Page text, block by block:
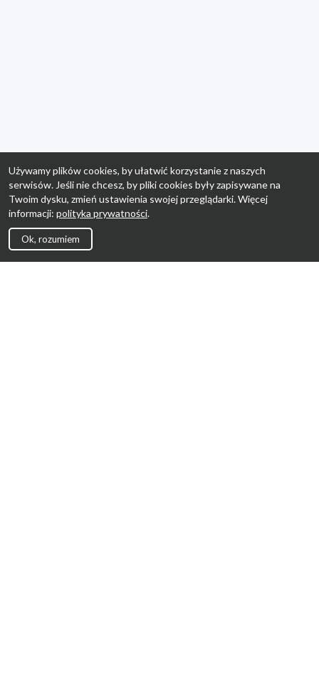
Używamy plików cookies, by ułatwić korzystanie z naszych
serwisów. Jeśli nie chcesz, by pliki cookies były zapisywane na
Twoim dysku, zmień ustawienia swojej przeglądarki. Więcej
informacji: polityka prywatności.
Ok, rozumiem